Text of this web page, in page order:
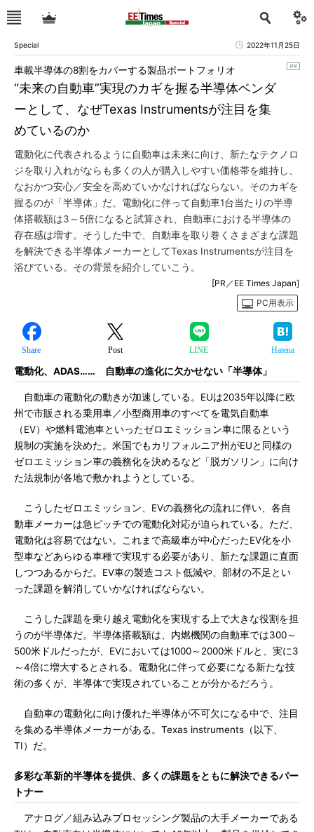
Special 2022年11月25日
“未来の自動車”実現のカギを握る半導体ベンダ
ーとして、なぜTexas Instrumentsが注目を集
めているのか
車載半導体の8割をカバーする製品ポートフォリオ
電動化に代表されるように自動車は未来に向け、新たなテクノロ
ジを取り入れがならも多くの人が購入しやすい価格帯を維持し、
なおかつ安心／安全を高めていかなければならない。そのカギを
握るのが「半導体」だ。電動化に伴って自動車1台当たりの半導
体搭載額は3～5倍になると試算され、自動車における半導体の
存在感は増す。そうした中で、自動車を取り巻くさまざまな課題
を解決できる半導体メーカーとしてTexas Instrumentsが注目を
浴びている。その背景を紹介していこう。
[PR／EE Times Japan]
PC用表示
Share Post LINE Hatena
電動化、ADAS…… 自動車の進化に欠かせない「半導体」
自動車の電動化の動きが加速している。EUは2035年以降に欧
州で市販される乗用車／小型商用車のすべてを電気自動車
（EV）や燃料電池車といったゼロエミッション車に限るという
規制の実施を決めた。米国でもカリフォルニア州がEUと同様の
ゼロエミッション車の義務化を決めるなど「脱ガソリン」に向け
た法規制が各地で敷かれようとしている。
こうしたゼロエミッション、EVの義務化の流れに伴い、各自
動車メーカーは急ピッチでの電動化対応が迫られている。ただ、
電動化は容易ではない。これまで高級車が中心だったEV化を小
型車などあらゆる車種で実現する必要があり、新たな課題に直面
しつつあるからだ。EV車の製造コスト低減や、部材の不足とい
った課題を解消していかなければならない。
こうした課題を乗り越え電動化を実現する上で大きな役割を担
うのが半導体だ。半導体搭載額は、内燃機関の自動車では300～
500米ドルだったが、EVにおいては1000～2000米ドルと、実に3
～4倍に増大するとされる。電動化に伴って必要になる新たな技
術の多くが、半導体で実現されていることが分かるだろう。
自動車の電動化に向け優れた半導体が不可欠になる中で、注目
を集める半導体メーカーがある。Texas instruments（以下、
TI）だ。
多彩な革新的半導体を提供、多くの課題をともに解決できるパー
トナー
アナログ／組み込みプロセッシング製品の大手メーカーである